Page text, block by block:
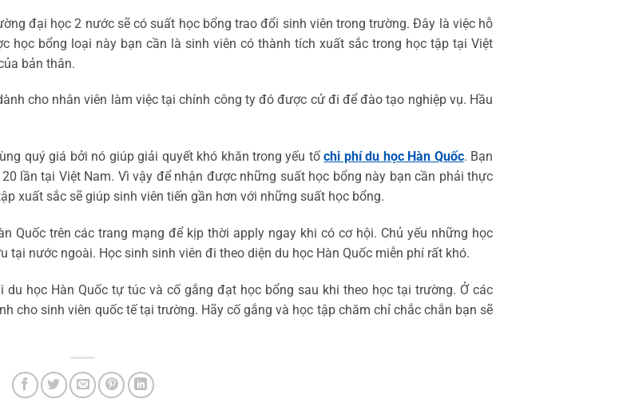
đại học 2 nước sẽ có suất học bổng trao đổi sinh viên trong trường. Đây là việc hỗ
học bổng loại này bạn cần là sinh viên có thành tích xuất sắc trong học tập tại Việt
bản thân.
cho nhân viên làm việc tại chính công ty đó được cử đi để đào tạo nghiệp vụ. Hầu
quý giá bởi nó giúp giải quyết khó khăn trong yếu tốchi phí du học Hàn Quốc. Bạn
lần tại Việt Nam. Vì vậy để nhận được những suất học bổng này bạn cần phải thực
xuất sắc sẽ giúp sinh viên tiến gần hơn với những suất học bổng.
Quốc trên các trang mạng để kịp thời apply ngay khi có cơ hội. Chủ yếu những học
nước ngoài. Học sinh sinh viên đi theo diện du học Hàn Quốc miễn phí rất khó.
học Hàn Quốc tự túc và cố gắng đạt học bổng sau khi theo học tại trường. Ở các
cho sinh viên quốc tế tại trường. Hãy cố gắng và học tập chăm chỉ chắc chắn bạn sẽ